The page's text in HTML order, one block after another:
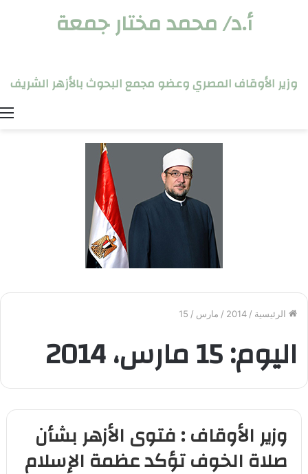
أ.د/ محمد مختار جمعة
وزير الأوقاف المصري وعضو مجمع البحوث بالأزهر الشريف
الرئيسية /
2014
/ مارس /
15
اليوم:15 مارس، 2014
وزير الأوقاف : فتوى الأزهر بشأن
صلاة الخوف تؤكد عظمة الإسلام